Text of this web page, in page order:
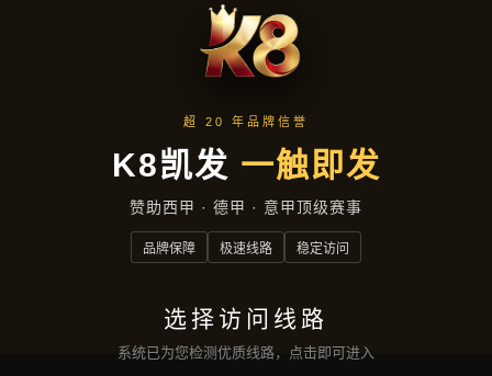
产品展示
首页 产品展示